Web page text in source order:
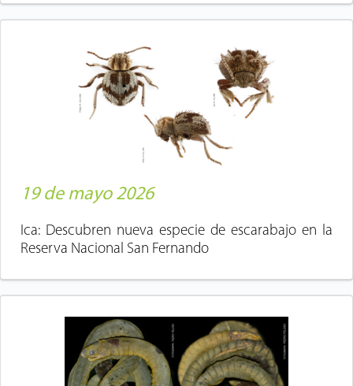
19 de mayo 2026
Ica: Descubren nueva especie de escarabajo en la
Reserva Nacional San Fernando